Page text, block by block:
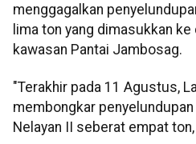
menggagalkan
lima ton yang dimasukkan
kawasan Pantai Jambosag.
"Terakhir pada 11 Agustus,
membongkar
Nelayan II seberat empat